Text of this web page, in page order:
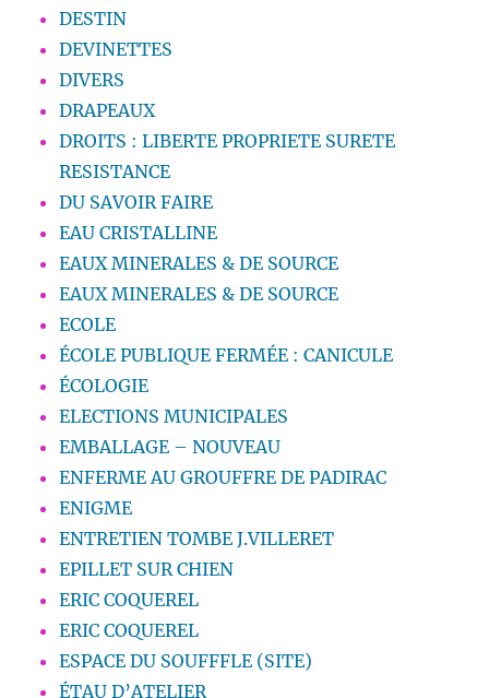
DESTIN
DEVINETTES
DIVERS
DRAPEAUX
DROITS : LIBERTE PROPRIETE SURETE
RESISTANCE
DU SAVOIR FAIRE
EAU CRISTALLINE
EAUX MINERALES & DE SOURCE
EAUX MINERALES & DE SOURCE
ECOLE
ÉCOLE PUBLIQUE FERMÉE : CANICULE
ÉCOLOGIE
ELECTIONS MUNICIPALES
EMBALLAGE – NOUVEAU
ENFERME AU GROUFFRE DE PADIRAC
ENIGME
ENTRETIEN TOMBE J.VILLERET
EPILLET SUR CHIEN
ERIC COQUEREL
ERIC COQUEREL
ESPACE DU SOUFFFLE (SITE)
ÉTAU D’ATELIER